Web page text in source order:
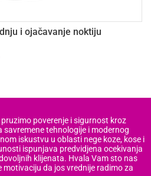
i ojačavanje noktiju
poverenje i sigurnost kroz
tehnologije i modernog
iskustvu u oblasti nege koze, kose i
ispunjava predvidjena ocekivanja
klijenata. Hvala Vam sto nas
da jos vrednije radimo za